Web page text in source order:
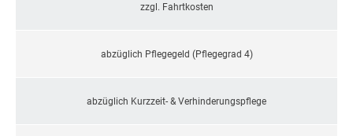
zzgl. Fahrtkosten
abzüglich Pflegegeld (Pflegegrad 4)
abzüglich Kurzzeit- & Verhinderungspflege